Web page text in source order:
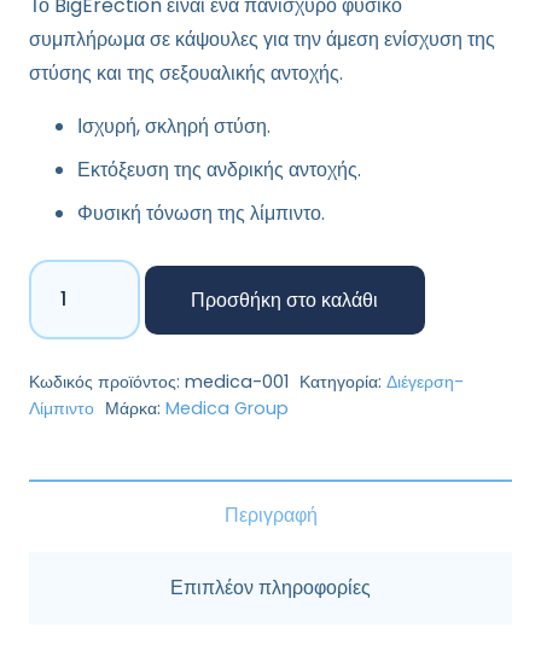
was:
39,90 €.
τιμή
είναι:
29,90 €.
Το BigErection είναι ένα πανίσχυρο φυσικό
συμπλήρωμα σε κάψουλες για την άμεση ενίσχυση της
στύσης και της σεξουαλικής αντοχής.
Ισχυρή, σκληρή στύση.
Εκτόξευση της ανδρικής αντοχής.
Φυσική τόνωση της λίμπιντο.
BigΕrection
ποσότητα
Προσθήκη στο καλάθι
Κωδικός προϊόντος: medica-001 Κατηγορία: Διέγερση-
Λίμπιντο Μάρκα: Medica Group
Περιγραφή
Επιπλέον πληροφορίες